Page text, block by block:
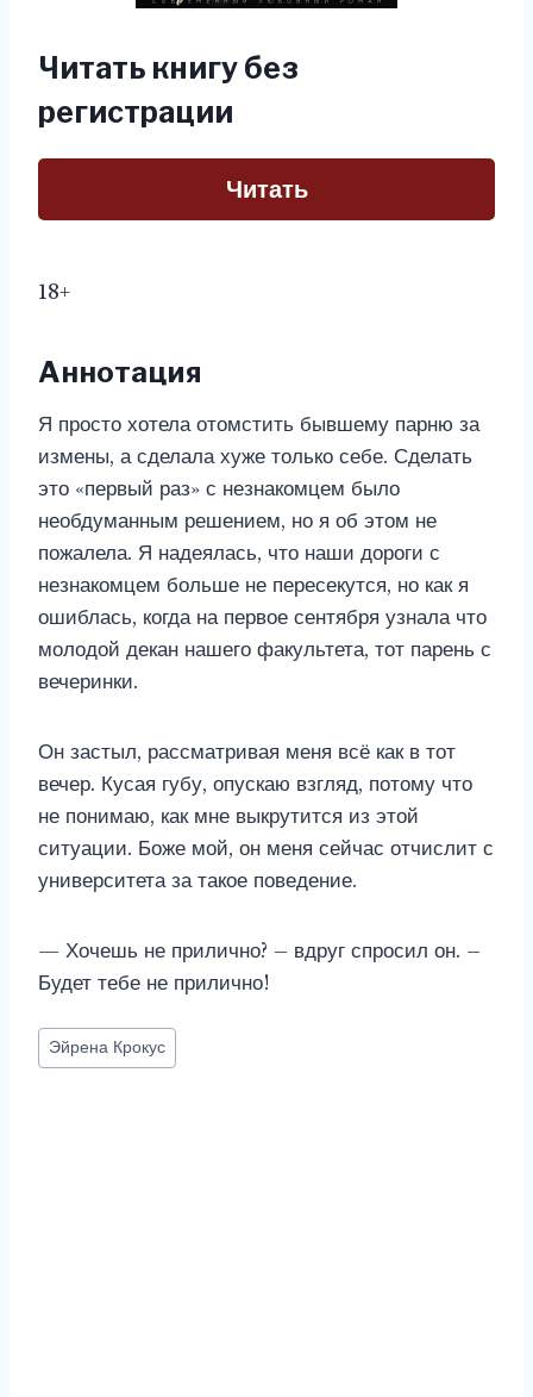
Читать книгу без
регистрации
Читать
18+
Аннотация
Я просто хотела отомстить бывшему парню за
измены, а сделала хуже только себе. Сделать
это «первый раз» с незнакомцем было
необдуманным решением, но я об этом не
пожалела. Я надеялась, что наши дороги с
незнакомцем больше не пересекутся, но как я
ошиблась, когда на первое сентября узнала что
молодой декан нашего факультета, тот парень с
вечеринки.
Он застыл, рассматривая меня всё как в тот
вечер. Кусая губу, опускаю взгляд, потому что
не понимаю, как мне выкрутится из этой
ситуации. Боже мой, он меня сейчас отчислит с
университета за такое поведение.
— Хочешь не прилично? – вдруг спросил он. –
Будет тебе не прилично!
Метки
записи:
Эйрена Крокус